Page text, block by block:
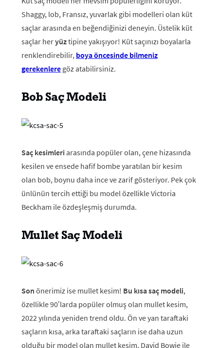
Shaggy, lob, Fransız, yuvarlak gibi modelleri olan küt
saçlar arasında en beğendiğinizi deneyin. Üstelik küt
saçlar heryüztipine yakışıyor! Küt saçınızı boyalarla
renklendirebilir, boya öncesinde bilmeniz
gerekenlere göz atabilirsiniz.
Bob Saç Modeli
Saç kesimleri arasında popüler olan, çene hizasında
kesilen ve ensede hafif bombe yaratılan bir kesim
olan bob, boynu daha ince ve zarif gösteriyor. Pek çok
ünlünün tercih ettiği bu model özellikle Victoria
Beckham ile özdeşleşmiş durumda.
Mullet Saç Modeli
Son önerimiz ise mullet kesim! Bu kısa saç modeli,
özellikle 90’larda popüler olmuş olan mullet kesim,
2022 yılında yeniden trend oldu. Ön ve yan taraftaki
saçların kısa, arka taraftaki saçların ise daha uzun
olduğu bir model olan mullet kesim, David Bowie ile